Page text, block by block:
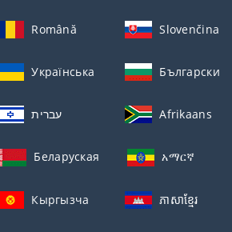
Română Slovenčina
Українська Български
עברית Afrikaans
Беларуская አማርኛ
Кыргызча ភាសាខ្មែរ